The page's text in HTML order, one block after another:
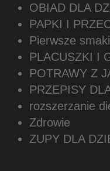
OBIAD DLA
PAPKI I
Pierwsze smaki
PLACUSZKI I
POTRAWY Z
PRZEPISY
rozszerzanie
Zdrowie
ZUPY DLA